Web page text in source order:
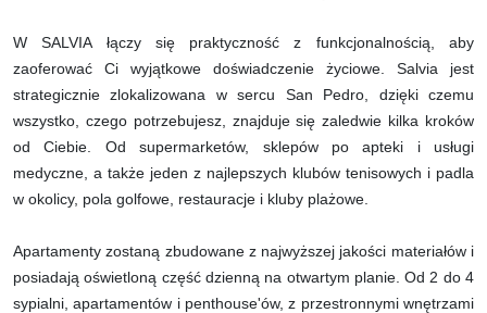
W SALVIA łączy się praktyczność z funkcjonalnością, aby
zaoferować Ci wyjątkowe doświadczenie życiowe. Salvia jest
strategicznie zlokalizowana w sercu San Pedro, dzięki czemu
wszystko, czego potrzebujesz, znajduje się zaledwie kilka kroków
od Ciebie. Od supermarketów, sklepów po apteki i usługi
medyczne, a także jeden z najlepszych klubów tenisowych i padla
w okolicy, pola golfowe, restauracje i kluby plażowe.
Apartamenty zostaną zbudowane z najwyższej jakości materiałów i
posiadają oświetloną część dzienną na otwartym planie. Od 2 do 4
sypialni, apartamentów i penthouse'ów, z przestronnymi wnętrzami